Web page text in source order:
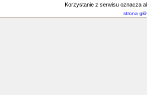
Korzystanie z serwisu oznacza
strona